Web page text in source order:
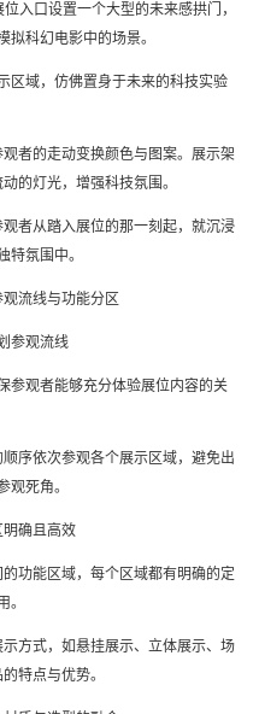
入口设置一个大型的未来感拱门，
拟科幻电影中的场景。
区域，仿佛置身于未来的科技实验
者的走动变换颜色与图案。展示架
的灯光，增强科技氛围。
者从踏入展位的那一刻起，就沉浸
特氛围中。
流线与功能分区
参观流线
参观者能够充分体验展位内容的关
序依次参观各个展示区域，避免出
观死角。
明确且高效
功能区域，每个区域都有明确的定
。
方式，如悬挂展示、立体展示、场
特点与优势。